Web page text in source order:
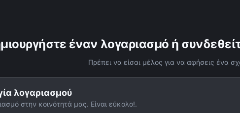
έναν λογαριασμό ή
Πρέπει να είσαι μέλος για να αφήσεις ένα
λογαριασμού
στην κοινότητά μας. Είναι εύκολο!.